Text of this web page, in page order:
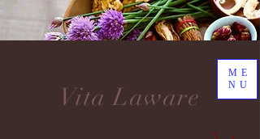
Vita Laware
DISCOVER YOUR NEW LIFE
ME
NU